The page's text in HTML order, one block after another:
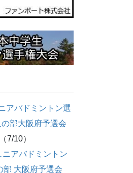
アバドミントン選
部大阪府予選会
7/10）
アバドミントン
部 大阪府予選会